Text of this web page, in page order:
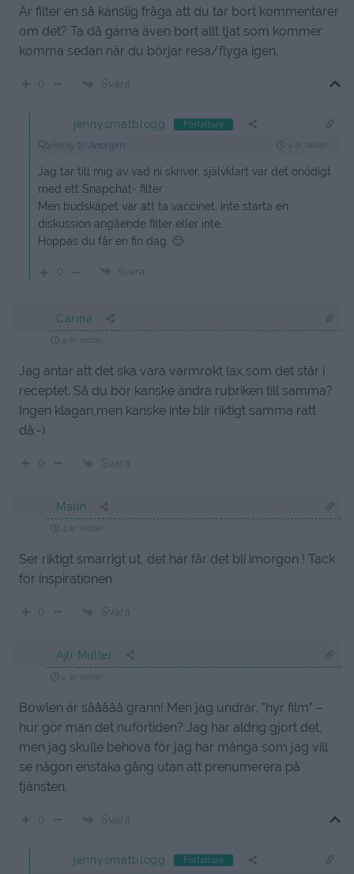
Är filter en så känslig fråga att du tar bort kommentarer
om det? Ta då gärna även bort allt tjat som kommer
komma sedan när du börjar resa/flyga igen.
0 Svara
jennysmatblogg Författare
Anonym
Jag tar till mig av vad ni skriver, självklart var det onödigt
med ett Snapchat- filter.
Men budskapet var att ta vaccinet, inte starta en
diskussion angående filter eller inte.
Hoppas du får en fin dag. 🙂
0 Svara
Carina
4 år sedan
Jag antar att det ska vara varmrökt lax,som det står i
receptet. Så du bör kanske ändra rubriken till samma?
Ingen klagan,men kanske inte blir riktigt samma rätt
då:-)
0 Svara
Malin
4 år sedan
Ser riktigt smarrigt ut, det här får det bli imorgon ! Tack
för inspirationen
0 Svara
Ajli Müller
4 år sedan
Bowlen är sååååå grann! Men jag undrar, ”hyr film” –
hur gör man det nuförtiden? Jag har aldrig gjort det,
men jag skulle behöva för jag har många som jag vill
se någon enstaka gång utan att prenumerera på
tjänsten.
0 Svara
jennysmatblogg Författare